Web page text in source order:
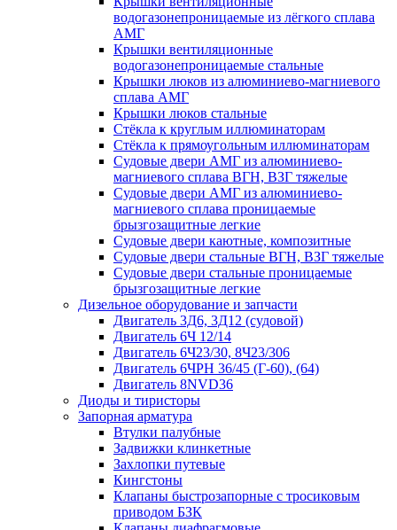
водогазонепроницаемые из лёгкого сплава
АМГ
Крышки вентиляционные
водогазонепроницаемые стальные
Крышки люков из алюминиево-магниевого
сплава АМГ
Крышки люков стальные
Стёкла к круглым иллюминаторам
Стёкла к прямоугольным иллюминаторам
Судовые двери АМГ из алюминиево-
магниевого сплава ВГН, ВЗГ тяжелые
Судовые двери АМГ из алюминиево-
магниевого сплава проницаемые
брызгозащитные легкие
Судовые двери каютные, композитные
Судовые двери стальные ВГН, ВЗГ тяжелые
Судовые двери стальные проницаемые
брызгозащитные легкие
Дизельное оборудование и запчасти
Двигатель 3Д6, 3Д12 (судовой)
Двигатель 6Ч 12/14
Двигатель 6Ч23/30, 8Ч23/306
Двигатель 6ЧРН 36/45 (Г-60), (64)
Двигатель 8NVD36
Диоды и тиристоры
Запорная арматура
Втулки палубные
Задвижки клинкетные
Захлопки путевые
Кингстоны
Клапаны быстрозапорные с тросиковым
приводом БЗК